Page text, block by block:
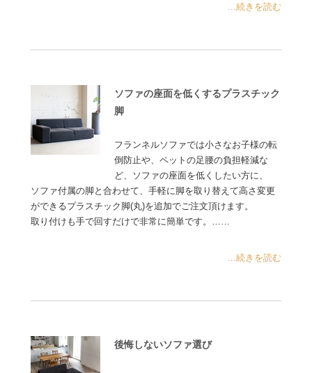
...続きを読む
ソファの座面を低くするプラスチック
脚
フランネルソファでは小さなお子様の転
倒防止や、ペットの足腰の負担軽減な
ど、ソファの座面を低くしたい方に、
ソファ付属の脚と合わせて、手軽に脚を取り替えて高さ変更
ができるプラスチック脚(丸)を追加でご注文頂けます。
取り付けも手で回すだけで非常に簡単です。……
...続きを読む
後悔しないソファ選び